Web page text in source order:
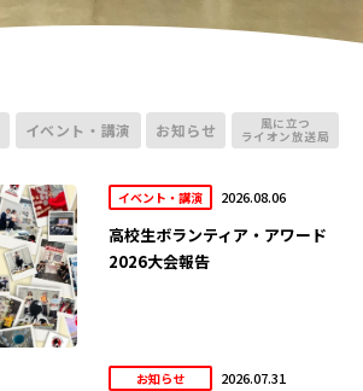
イベント・講演 お知らせ 風に立つ
ライオン放送局
イベント・講演 2026.08.06
高校生ボランティア・アワード
2026大会報告
お知らせ 2026.07.31